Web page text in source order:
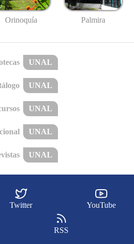
Orinoquía Palmira
UNAL
UNAL
UNAL
UNAL
UNAL
Twitter YouTube
RSS